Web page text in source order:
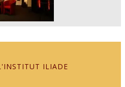
ILIADE